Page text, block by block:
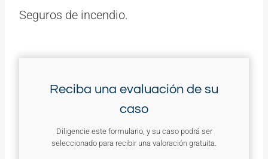
Seguros de incendio.
Reciba una evaluación de su
caso
Diligencie este formulario, y su caso podrá ser
seleccionado para recibir una valoración gratuita.